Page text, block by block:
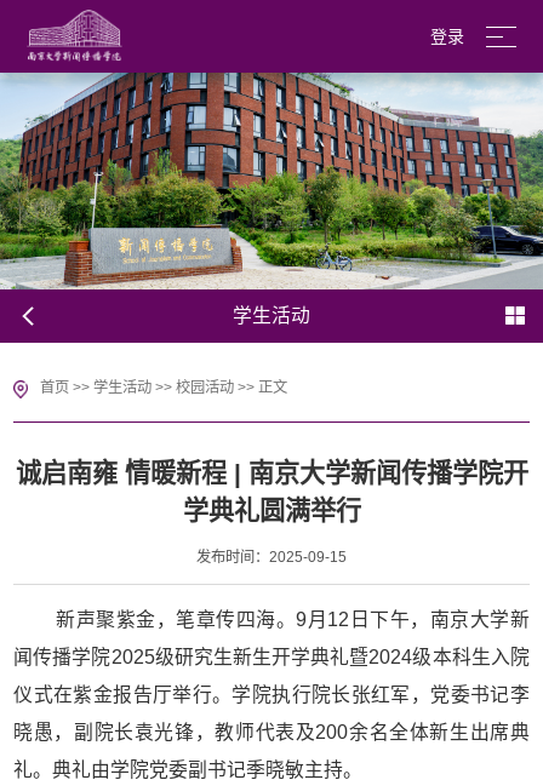
登录
English
学生活动
首页 >>学生活动 >>校园活动 >> 正文
诚启南雍 情暖新程 | 南京大学新闻传播学院开
学典礼圆满举行
发布时间：2025-09-15
新声聚紫金，笔章传四海。9月 12 日下午，南京大学新
闻传播学院2025级研究生新生开学典礼暨2024级本科生入院
仪式在紫金报告厅举行。学院执行院长张红军，党委书记李
晓愚，副院长袁光锋，教师代表及200余名全体新生出席典
礼。典礼由学院党委副书记季晓敏主持。